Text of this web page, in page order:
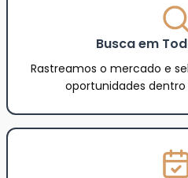
Busca em
Rastreamos o mercado e
oportunidades dentro